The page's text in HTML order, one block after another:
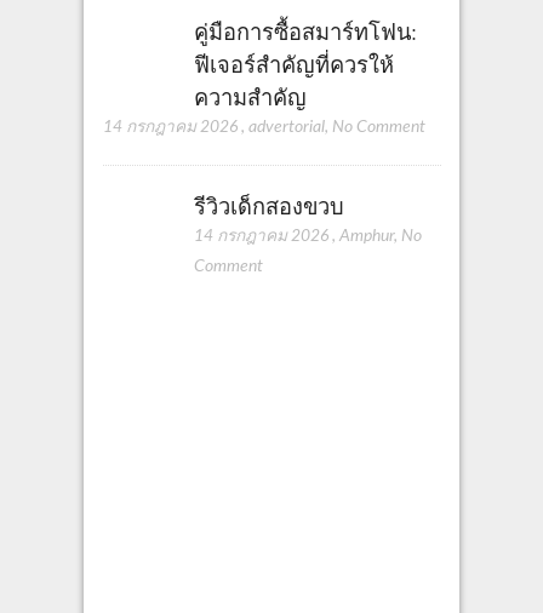
คู่มือการซื้อสมาร์ทโฟน:
ฟีเจอร์สำคัญที่ควรให้
ความสำคัญ
14 กรกฎาคม 2026 , advertorial, No Comment
รีวิวเด็กสองขวบ
14 กรกฎาคม 2026 , Amphur, No
Comment